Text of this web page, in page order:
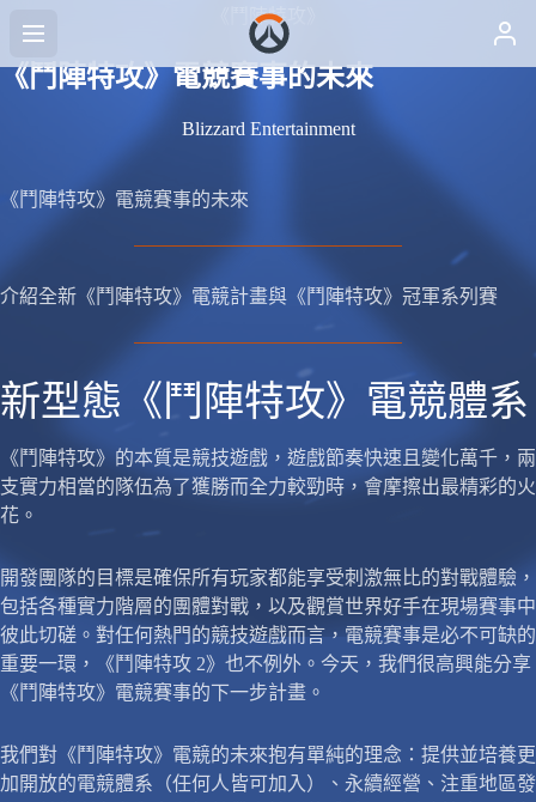
《鬥陣特攻》
《鬥陣特攻》電競賽事的未來
Blizzard Entertainment
《鬥陣特攻》電競賽事的未來
介紹全新《鬥陣特攻》電競計畫與《鬥陣特攻》冠軍系列賽
新型態《鬥陣特攻》電競體系
《鬥陣特攻》的本質是競技遊戲，遊戲節奏快速且變化萬千，兩
支實力相當的隊伍為了獲勝而全力較勁時，會摩擦出最精彩的火
花。
開發團隊的目標是確保所有玩家都能享受刺激無比的對戰體驗，
包括各種實力階層的團體對戰，以及觀賞世界好手在現場賽事中
彼此切磋。對任何熱門的競技遊戲而言，電競賽事是必不可缺的
重要一環，《鬥陣特攻 2》也不例外。今天，我們很高興能分享
《鬥陣特攻》電競賽事的下一步計畫。
我們對《鬥陣特攻》電競的未來抱有單純的理念：提供並培養更
加開放的電競體系（任何人皆可加入）、永續經營、注重地區發